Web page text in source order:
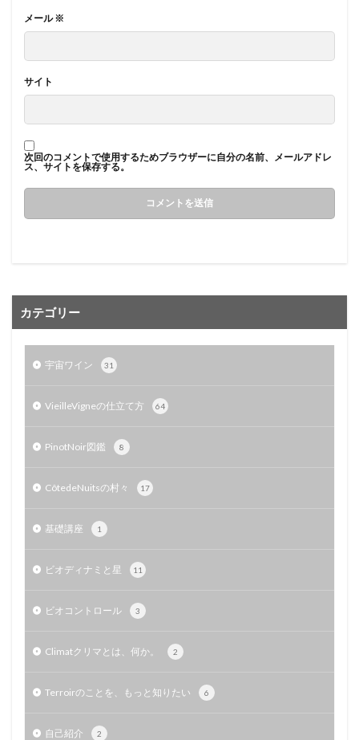
メール※
サイト
次回のコメントで使用するためブラウザーに自分の名前、メールアドレ
ス、サイトを保存する。
カテゴリー
宇宙ワイン 31
VieilleVigneの仕立て方 64
PinotNoir図鑑 8
CôtedeNuitsの村々 17
基礎講座 1
ビオディナミと星 11
ビオコントロール 3
Climatクリマとは、何か。 2
Terroirのことを、もっと知りたい 6
自己紹介 2